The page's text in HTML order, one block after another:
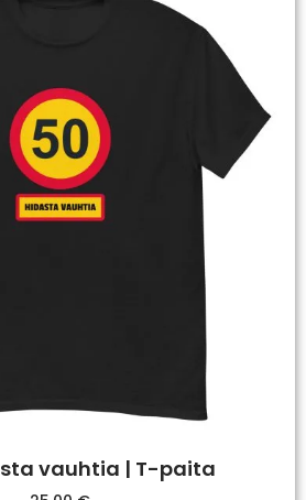
vauhtia | T-paita